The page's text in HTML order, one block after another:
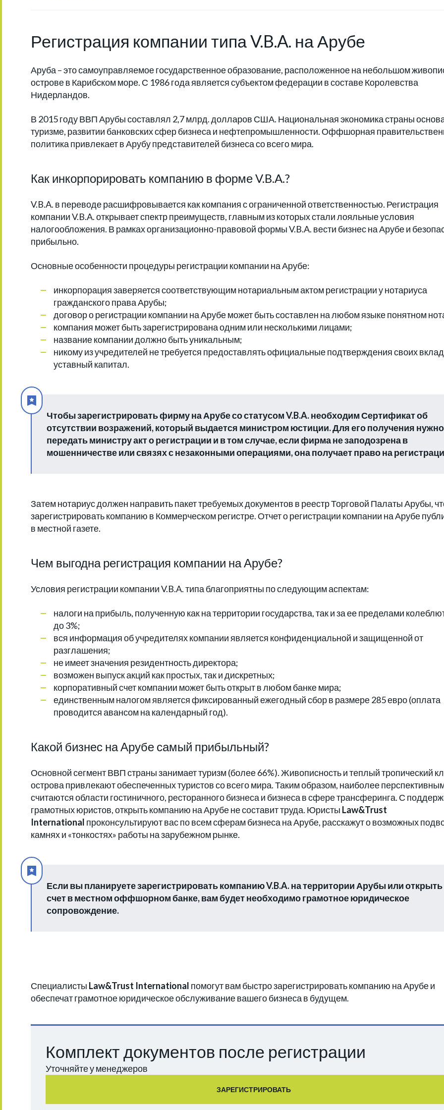
Регистрация компании типа V.B.A. на Арубе
Аруба – это самоуправляемое государственное образование, расположенное на небольшом
острове в Карибском море. С 1986 года является субъектом федерации в составе Королевства
Нидерландов.
В 2015 году ВВП Арубы составлял 2,7 млрд. долларов США. Национальная экономика страны
туризме, развитии банковских сфер бизнеса и нефтепромышленности. Оффшорная
политика привлекает в Арубу представителей бизнеса со всего мира.
Как инкорпорировать компанию в форме V.B.A.?
V.B.A. в переводе расшифровывается как компания с ограниченной ответственностью. Регистрация
компании V.B.A. открывает спектр преимуществ, главным из которых стали лояльные условия
налогообложения. В рамках организационно-правовой формы V.B.A. вести бизнес на Арубе и
прибыльно.
Основные особенности процедуры регистрации компании на Арубе:
инкорпорация заверяется соответствующим нотариальным актом регистрации у нотариуса
гражданского права Арубы;
договор о регистрации компании на Арубе может быть составлен на любом языке понятном
компания может быть зарегистрирована одним или несколькими лицами;
название компании должно быть уникальным;
никому из учредителей не требуется предоставлять официальные подтверждения своих
уставный капитал.
Чтобы зарегистрировать фирму на Арубе со статусом V.B.A. необходим Сертификат об
отсутствии возражений, который выдается министром юстиции. Для его получения нужно
передать министру акт о регистрации и в том случае, если фирма не заподозрена в
мошенничестве или связях с незаконными операциями, она получает право на
Затем нотариус должен направить пакет требуемых документов в реестр Торговой Палаты Арубы,
зарегистрировать компанию в Коммерческом регистре. Отчет о регистрации компании на Арубе
в местной газете.
Чем выгодна регистрация компании на Арубе?
Условия регистрации компании V.B.A. типа благоприятны по следующим аспектам:
налоги на прибыль, полученную как на территории государства, так и за ее пределами
до 3%;
вся информация об учредителях компании является конфиденциальной и защищенной от
разглашения;
не имеет значения резидентность директора;
возможен выпуск акций как простых, так и дискретных;
корпоративный счет компании может быть открыт в любом банке мира;
единственным налогом является фиксированный ежегодный сбор в размере 285 евро (оплата
проводится авансом на календарный год).
Какой бизнес на Арубе самый прибыльный?
Основной сегмент ВВП страны занимает туризм (более 66%). Живописность и теплый тропический
острова привлекают обеспеченных туристов со всего мира. Таким образом, наиболее
считаются области гостиничного, ресторанного бизнеса и бизнеса в сфере трансферинга. С
грамотных юристов, открыть компанию на Арубе не составит труда. Юристы Law&Trust
International проконсультируют вас по всем сферам бизнеса на Арубе, расскажут о возможных
камнях и «тонкостях» работы на зарубежном рынке.
Если вы планируете зарегистрировать компанию V.B.A. на территории Арубы или открыть
счет в местном оффшорном банке, вам будет необходимо грамотное юридическое
сопровождение.
Специалисты Law&Trust International помогут вам быстро зарегистрировать компанию на Арубе и
обеспечат грамотное юридическое обслуживание вашего бизнеса в будущем.
Комплект документов после регистрации
Уточняйте у менеджеров
ЗАРЕГИСТРИРОВАТЬ